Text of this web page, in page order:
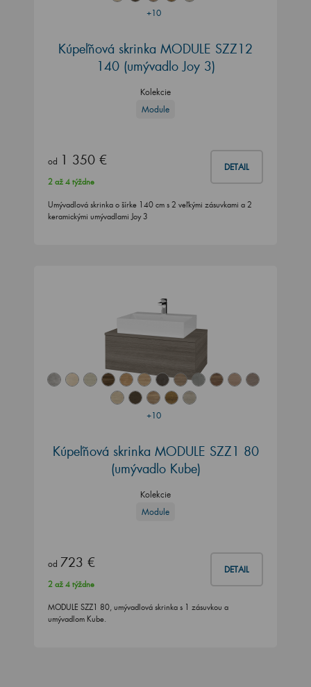
+10
Kúpeľňová skrinka MODULE SZZ12
140 (umývadlo Joy 3)
Kolekcie
Module
od 1 350 € DETAIL
2 až 4 týždne
Umývadlová skrinka o šírke 140 cm s 2 veľkými zásuvkami a 2
keramickými umývadlami Joy 3
+10
Kúpeľňová skrinka MODULE SZZ1 80
(umývadlo Kube)
Kolekcie
Module
od 723 € DETAIL
2 až 4 týždne
MODULE SZZ1 80, umývadlová skrinka s 1 zásuvkou a
umývadlom Kube.